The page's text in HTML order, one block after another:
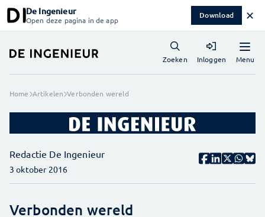
De Ingenieur
Open deze pagina in de app Download ✕
Menu
Zoeken Inloggen
Home Artikelen Verbonden wereld
Redactie De Ingenieur
3 oktober 2016
Verbonden wereld